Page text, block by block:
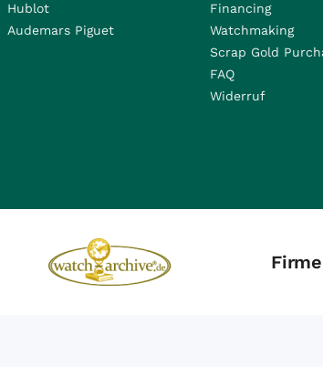
Hublot
Audemars Piguet
Financing
Watchmaking
Scrap Gold
FAQ
Widerruf